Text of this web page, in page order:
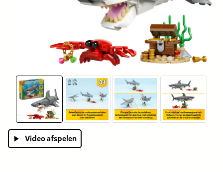
Video afspelen